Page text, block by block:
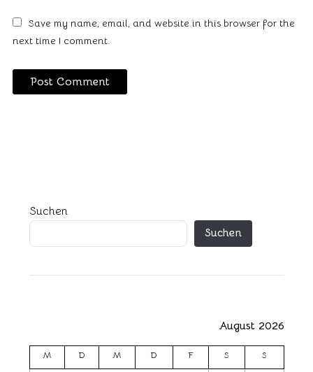
Save my name, email, and website in this browser for the
next time I comment.
Suchen
Suchen
August 2026
M D M D F S S